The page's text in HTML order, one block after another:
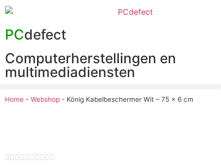
PCdefect
Computerherstellingen en
multimediadiensten
Home - Webshop - König Kabelbeschermer Wit – 75 x 6 cm
         